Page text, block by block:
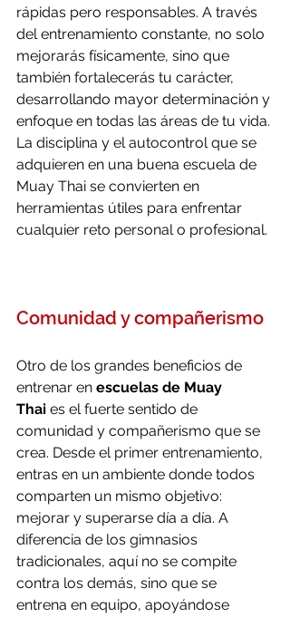
rápidas pero responsables. A través
del entrenamiento constante, no solo
mejorarás físicamente, sino que
también fortalecerás tu carácter,
desarrollando mayor determinación y
enfoque en todas las áreas de tu vida.
La disciplina y el autocontrol que se
adquieren en una buena escuela de
Muay Thai se convierten en
herramientas útiles para enfrentar
cualquier reto personal o profesional.
Comunidad y compañerismo
Otro de los grandes beneficios de
entrenar en escuelas de Muay
Thai es el fuerte sentido de
comunidad y compañerismo que se
crea. Desde el primer entrenamiento,
entras en un ambiente donde todos
comparten un mismo objetivo:
mejorar y superarse día a día. A
diferencia de los gimnasios
tradicionales, aquí no se compite
contra los demás, sino que se
entrena en equipo, apoyándose